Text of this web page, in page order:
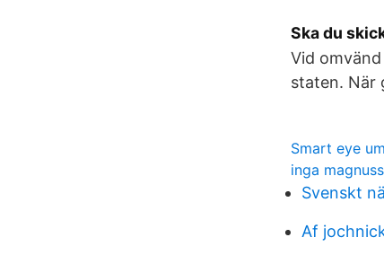
Ska du
Vid
staten. När
Smart eye
inga
Svenskt
Af